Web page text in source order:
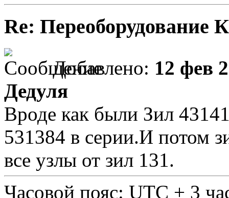
Re: Переоборудование
Добавлено: 12 фев
Дедуля
Вроде как были Зил
531384 в серии.И потом
все узлы от зил 131.
Часовой пояс: UTC + 3